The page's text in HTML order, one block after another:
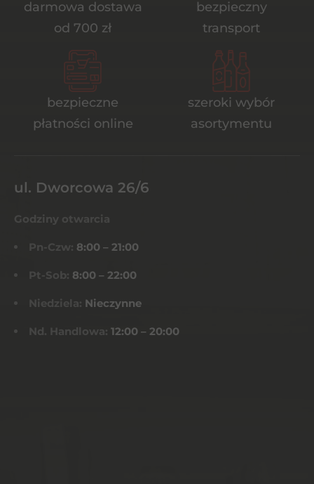
darmowa dostawa
od 700 zł
bezpieczny
transport
bezpieczne
płatności online
szeroki wybór
asortymentu
ul. Dworcowa 26/6
Godziny otwarcia
Pn-Czw: 8:00 – 21:00
Pt-Sob: 8:00 – 22:00
Niedziela: Nieczynne
Nd. Handlowa: 12:00 – 20:00